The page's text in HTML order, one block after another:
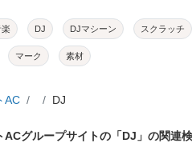
DJ DJマシーン スクラッチ
マーク 素材
AC DJ
ACグループサイトの「DJ」の関連